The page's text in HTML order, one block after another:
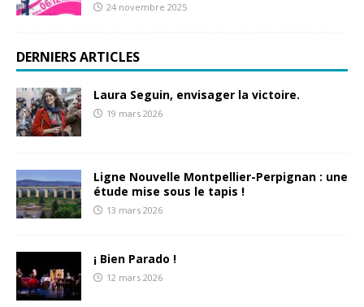
24 novembre 2025
DERNIERS ARTICLES
Laura Seguin, envisager la victoire.
19 mars 2026
Ligne Nouvelle Montpellier-Perpignan : une
étude mise sous le tapis !
13 mars 2026
¡ Bien Parado !
12 mars 2026